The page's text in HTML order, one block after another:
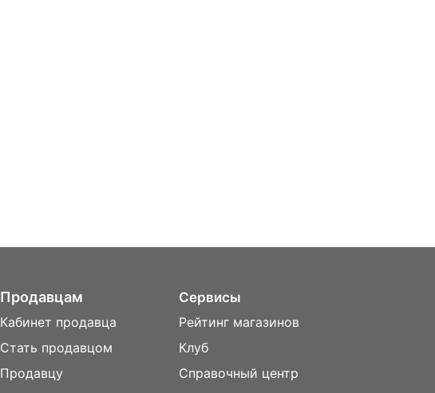
Продавцам
Кабинет продавца
Стать продавцом
Продавцу
Сервисы
Рейтинг магазинов
Клуб
Справочный центр